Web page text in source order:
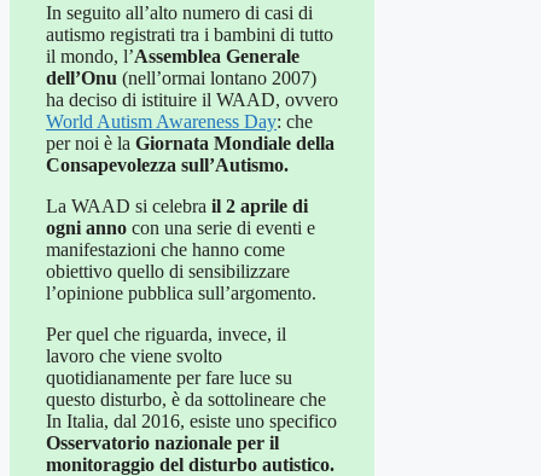
In seguito all’alto numero di casi di
autismo registrati tra i bambini di tutto
il mondo, l’Assemblea Generale
dell’Onu (nell’ormai lontano 2007)
ha deciso di istituire il WAAD, ovvero
World Autism Awareness Day: che
per noi è la Giornata Mondiale della
Consapevolezza sull’Autismo.
La WAAD si celebra il 2 aprile di
ogni anno con una serie di eventi e
manifestazioni che hanno come
obiettivo quello di sensibilizzare
l’opinione pubblica sull’argomento.
Per quel che riguarda, invece, il
lavoro che viene svolto
quotidianamente per fare luce su
questo disturbo, è da sottolineare che
In Italia, dal 2016, esiste uno specifico
Osservatorio nazionale per il
monitoraggio del disturbo autistico.